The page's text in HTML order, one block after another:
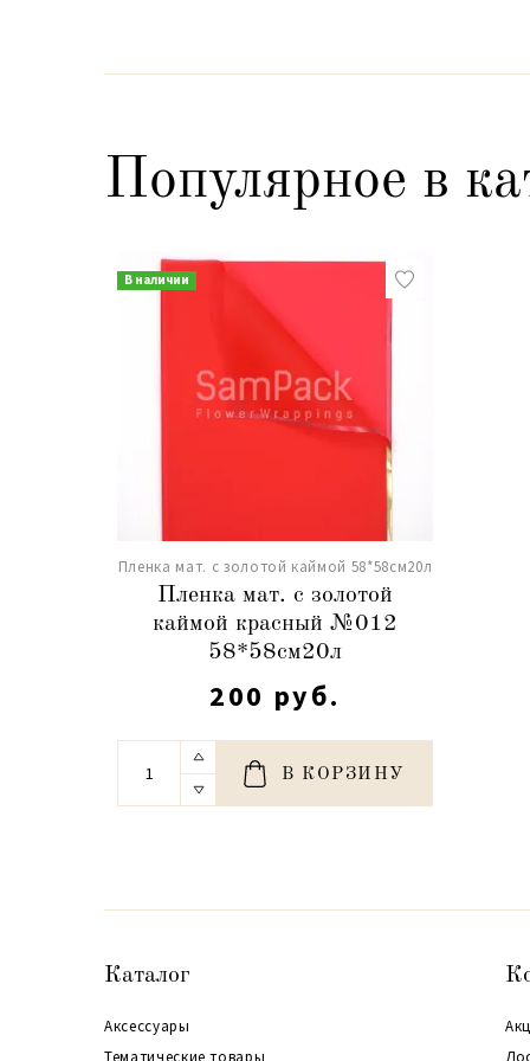
Популярное в
В наличии
Пленка мат. с золотой каймой 58*58см20л
Пленка мат. с золотой
каймой красный №012
58*58см20л
200 руб.
В КОРЗИНУ
Каталог
Аксессуары